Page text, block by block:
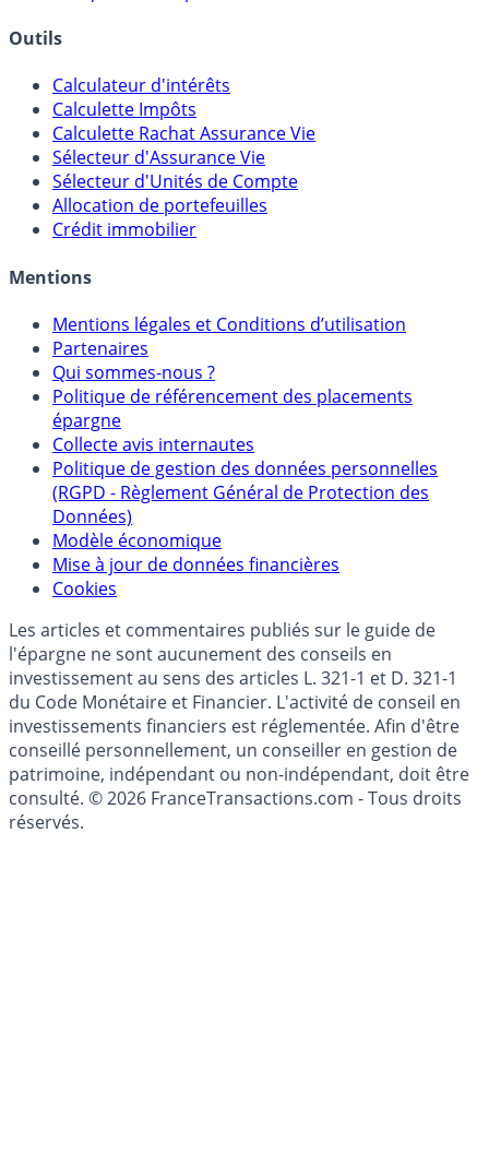
Banques & Comptes rémunérés
Outils
Calculateur d'intérêts
Calculette Impôts
Calculette Rachat Assurance Vie
Sélecteur d'Assurance Vie
Sélecteur d'Unités de Compte
Crédit immobilier
Mentions
Mentions légales et Conditions d’utilisation
Partenaires
Qui sommes-nous ?
Politique de référencement des placements
épargne
Collecte avis internautes
Politique de gestion des données personnelles
(RGPD - Règlement Général de Protection des
Données)
Modèle économique
Cookies
Les articles et commentaires publiés sur le guide de
l'épargne ne sont aucunement des conseils en
investissement au sens des articles L. 321-1 et D. 321-1
du Code Monétaire et Financier. L'activité de conseil en
investissements financiers est réglementée. Afin d'être
conseillé personnellement, un conseiller en gestion de
patrimoine, indépendant ou non-indépendant, doit être